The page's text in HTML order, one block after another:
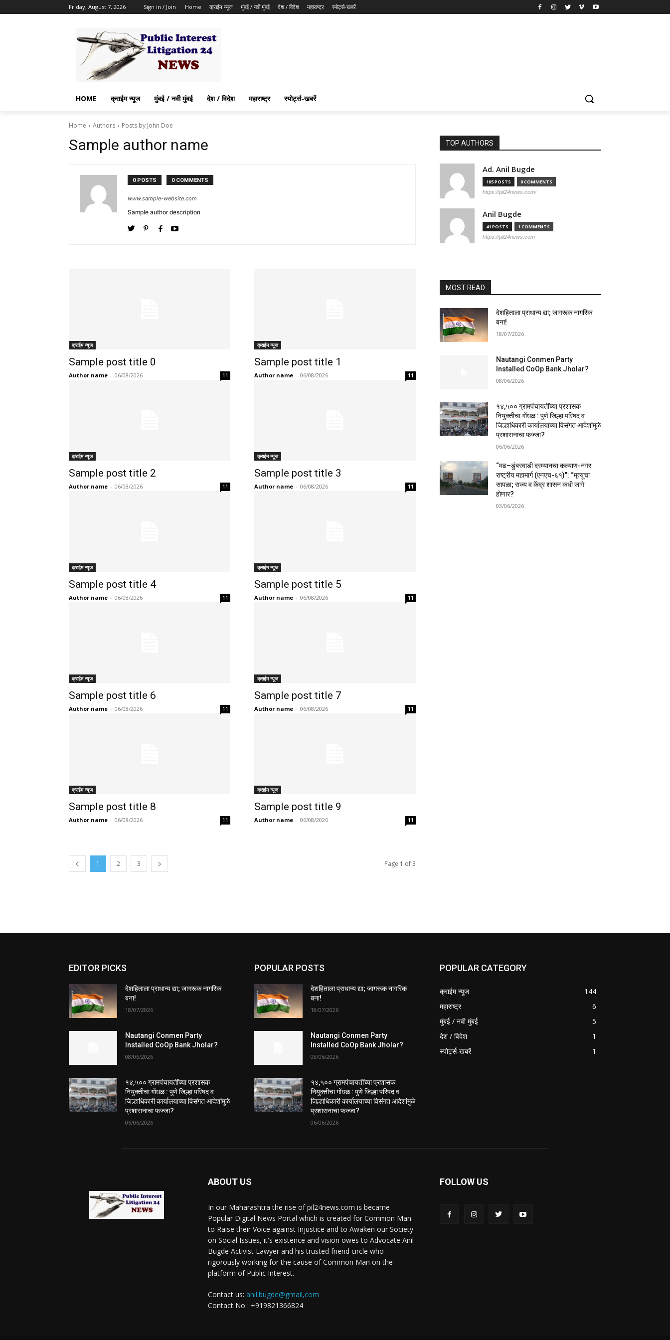
Friday, August 7, 2026 Sign in / Join Home क्राईम न्यूज मुंबई / नवी मुंबई देश / विदेश महाराष्ट्र स्पोर्ट्स-खबरें
HOME क्राईम न्यूज मुंबई / नवी मुंबई देश / विदेश महाराष्ट्र स्पोर्ट्स-खबरें
Home Authors Posts by John Doe
Sample author name
0 POSTS 0 COMMENTS
www.sample-website.com
Sample author description
क्राईम न्यूज
Sample post title 0
Author name - 06/08/2026 11
क्राईम न्यूज
Sample post title 1
Author name - 06/08/2026 11
क्राईम न्यूज
Sample post title 2
Author name - 06/08/2026 11
क्राईम न्यूज
Sample post title 3
Author name - 06/08/2026 11
क्राईम न्यूज
Sample post title 4
Author name - 06/08/2026 11
क्राईम न्यूज
Sample post title 5
Author name - 06/08/2026 11
क्राईम न्यूज
Sample post title 6
Author name - 06/08/2026 11
क्राईम न्यूज
Sample post title 7
Author name - 06/08/2026 11
क्राईम न्यूज
Sample post title 8
Author name - 06/08/2026 11
क्राईम न्यूज
Sample post title 9
Author name - 06/08/2026 11
1 2 3 Page 1 of 3
TOP AUTHORS
Ad. Anil Bugde
105 POSTS 0 COMMENTS
https://pil24news.com/
Anil Bugde
41 POSTS 1 COMMENTS
https://pil24news.com
MOST READ
देशहिताला प्राधान्य द्या; जागरूक नागरिक
बना!
18/07/2026
Nautangi Conmen Party
Installed CoOp Bank Jholar?
08/06/2026
१४,५०० ग्रामपंचायतींच्या प्रशासक
नियुक्तीचा गोंधळ : पुणे जिल्हा परिषद व
जिल्हाधिकारी कार्यालयाच्या विसंगत आदेशांमुळे
प्रशासनाचा फज्जा?
06/06/2026
“मढ–डुंबरवाडी दरम्यानचा कल्याण-नगर
राष्ट्रीय महामार्ग (एनएच-६१)”: “मृत्यूचा
सापळा; राज्य व केंद्र शासन कधी जागे
होणार?
03/06/2026
EDITOR PICKS
देशहिताला प्राधान्य द्या; जागरूक नागरिक
बना!
18/07/2026
Nautangi Conmen Party
Installed CoOp Bank Jholar?
08/06/2026
१४,५०० ग्रामपंचायतींच्या प्रशासक
नियुक्तीचा गोंधळ : पुणे जिल्हा परिषद व
जिल्हाधिकारी कार्यालयाच्या विसंगत आदेशांमुळे
प्रशासनाचा फज्जा?
06/06/2026
POPULAR POSTS
देशहिताला प्राधान्य द्या; जागरूक नागरिक
बना!
18/07/2026
Nautangi Conmen Party
Installed CoOp Bank Jholar?
08/06/2026
१४,५०० ग्रामपंचायतींच्या प्रशासक
नियुक्तीचा गोंधळ : पुणे जिल्हा परिषद व
जिल्हाधिकारी कार्यालयाच्या विसंगत आदेशांमुळे
प्रशासनाचा फज्जा?
06/06/2026
POPULAR CATEGORY
क्राईम न्यूज
144
महाराष्ट्र
6
मुंबई / नवी मुंबई
5
देश / विदेश
1
स्पोर्ट्स-खबरें
1
ABOUT US
In our Maharashtra the rise of pil24news.com is became
Popular Digital News Portal which is created for Common Man
to Raise their Voice against Injustice and to Awaken our Society
on Social Issues, it's existence and vision owes to Advocate Anil
Bugde Activist Lawyer and his trusted friend circle who
rigorously working for the cause of Common Man on the
platform of Public Interest.
Contact us: anil.bugde@gmail,com
Contact No : +919821366824
FOLLOW US